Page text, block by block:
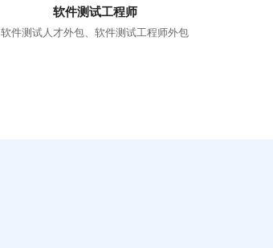
软件测试工程师
软件测试人才外包、软件测试工程师外包